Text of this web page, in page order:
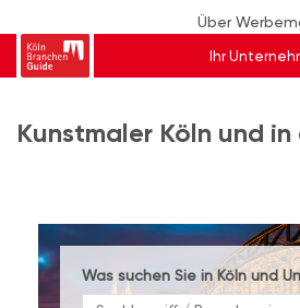
Über
Ihr
Kunstmaler Köln und
Was suchen Sie in Köln und